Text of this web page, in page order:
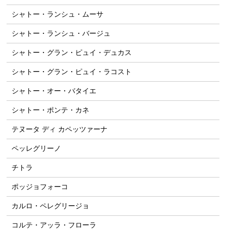
シャトー・ランシュ・ムーサ
シャトー・ランシュ・バージュ
シャトー・グラン・ピュイ・デュカス
シャトー・グラン・ピュイ・ラコスト
シャトー・オー・バタイエ
シャトー・ポンテ・カネ
テヌータ ディ カペッツァーナ
ペッレグリーノ
チトラ
ポッジョフォーコ
カルロ・ペレグリージョ
コルテ・アッラ・フローラ